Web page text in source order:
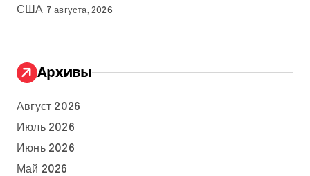
США 7 августа, 2026
Архивы
Август 2026
Июль 2026
Июнь 2026
Май 2026